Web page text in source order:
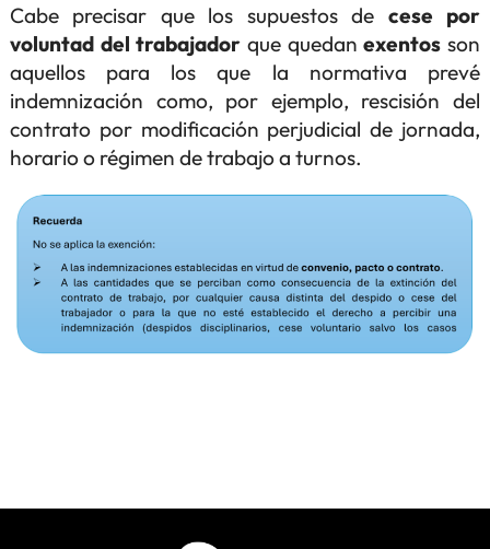
Cabe precisar que los supuestos de cese por
voluntad del trabajador que quedanexentos son
aquellos para los que la normativa prevé
indemnización como, por ejemplo, rescisión del
contrato por modificación perjudicial de jornada,
horario o régimen de trabajo a turnos.